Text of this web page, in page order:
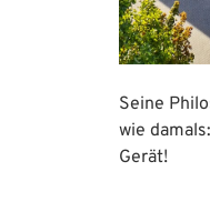
Seine
wie
Gerät!